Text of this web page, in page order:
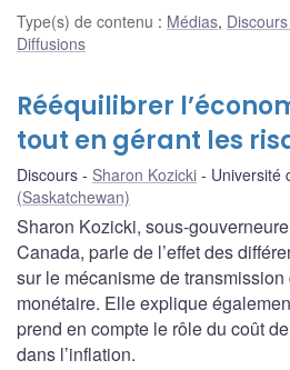
Type(s) de contenu : Médias,
Diffusions
Rééquilibrer
tout en gérant les
Discours Sharon Kozicki Université
(Saskatchewan)
Sharon Kozicki, sous-
Canada, parle de l’effet des
sur le mécanisme de
monétaire. Elle explique
prend en compte le rôle du coût
dans l’inflation.